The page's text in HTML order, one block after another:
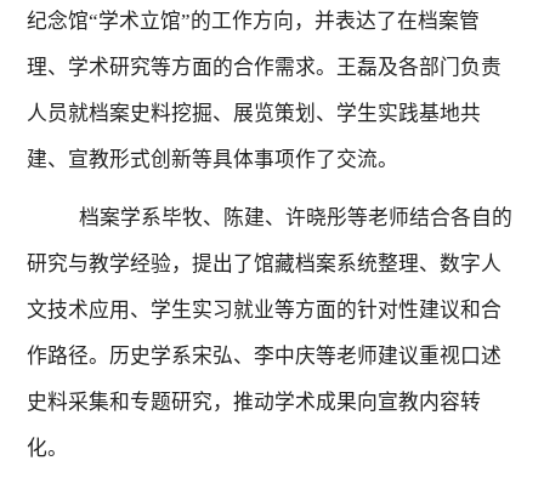
纪念馆“学术立馆”的工作方向，并表达了在档案管
理、学术研究等方面的合作需求。王磊及各部门负责
人员就档案史料挖掘、展览策划、学生实践基地共
建、宣教形式创新等具体事项作了交流。
档案学系毕牧、陈建、许晓彤等老师结合各自的
研究与教学经验，提出了馆藏档案系统整理、数字人
文技术应用、学生实习就业等方面的针对性建议和合
作路径。历史学系宋弘、李中庆等老师建议重视口述
史料采集和专题研究，推动学术成果向宣教内容转
化。